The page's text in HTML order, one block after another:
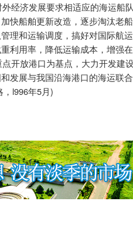
外经济发展要求相适应的海运船
快船舶更新改造，逐步淘汰老
理和运输调度，搞好对国际航
利用率，降低运输成本，增强
点开放港口为基点，大力开发建
发展与我国沿海港口的海运联
l996年5月)